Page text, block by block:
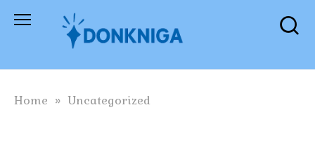
Skip
Home » Uncategorized